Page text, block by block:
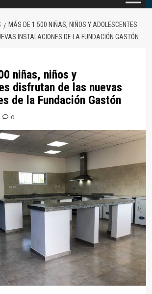
MÁS DE 1.500 NIÑAS, NIÑOS Y ADOLESCENTES
INSTALACIONES DE LA FUNDACIÓN GASTÓN
niñas, niños y
disfrutan de las nuevas
de la Fundación Gastón
0